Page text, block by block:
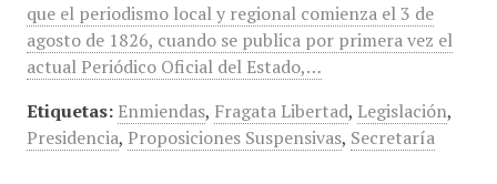
que el periodismo local y regional comienza el 3 de
agosto de 1826, cuando se publica por primera vez el
actual Periódico Oficial del Estado,…
Etiquetas: Enmiendas, Fragata Libertad, Legislación,
Presidencia, Proposiciones Suspensivas, Secretaría